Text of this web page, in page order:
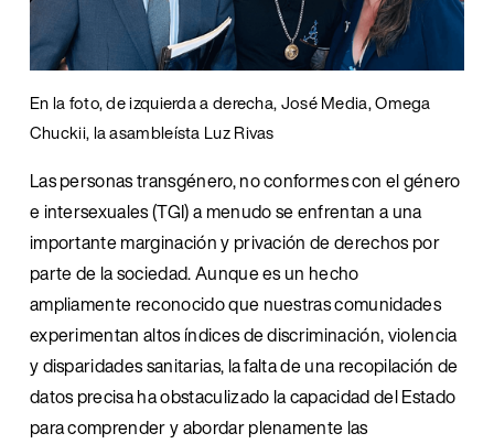
En la foto, de izquierda a derecha, José Media, Omega
Chuckii, la asambleísta Luz Rivas
Las personas transgénero, no conformes con el género
e intersexuales (TGI) a menudo se enfrentan a una
importante marginación y privación de derechos por
parte de la sociedad. Aunque es un hecho
ampliamente reconocido que nuestras comunidades
experimentan altos índices de discriminación, violencia
y disparidades sanitarias, la falta de una recopilación de
datos precisa ha obstaculizado la capacidad del Estado
para comprender y abordar plenamente las